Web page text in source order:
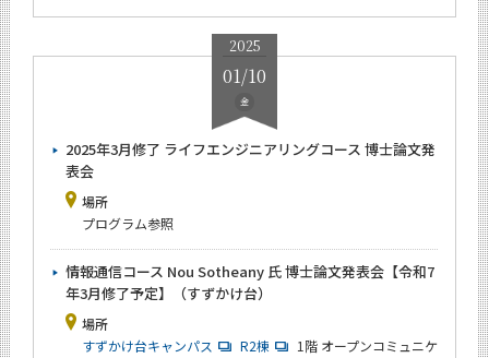
2025
01/10
金
2025年3月修了 ライフエンジニアリングコース 博士論文発
表会
場所
プログラム参照
情報通信コース Nou Sotheany 氏 博士論文発表会【令和7
年3月修了予定】（すずかけ台）
場所
すずかけ台キャンパス
R2棟
1階 オープンコミュニケ
2026年
2022年
2021年
2020年
2019年
2018年
2017年
2016年